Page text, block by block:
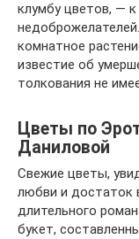
клумбу цветов, — к
комнатное
известие об
толкования не
Цветы по
Даниловой
Свежие цветы,
любви и достаток
длительного
букет,